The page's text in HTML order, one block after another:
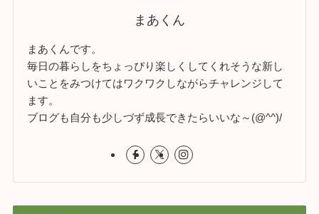
まあくん
まあくんです。
毎日の暮らしをちょっぴり楽しくしてくれそうな新し
いことをみつけてはワクワクしながらチャレンジして
ます。
ブログも自分も少しづず成長できたらいいな～(@^^)/